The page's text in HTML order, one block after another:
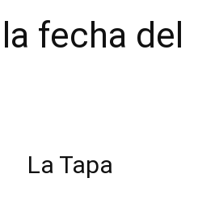
fecha del
La Tapa